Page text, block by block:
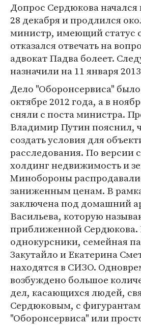
Допрос Сердюкова начался
28 декабря и продлился
министр, имеющий статус
отказался отвечать на
адвокат Падва болеет.
назначили на 11 января
Дело "Оборонсервиса"
октябре 2012 года, а в
сняли с поста министра.
Владимир Путин пояснил,
создать условия для
расследования. По версии
холдинг недвижимость и
Минобороны
заниженным ценам. В
заключена под домашний
Васильева, которую
приближенной
однокурсники, семейная
Закутайло и Екатерина
находятся в СИЗО.
возбуждено большое
дел, касающихся людей,
Сердюковым, с
"Оборонсервиса" или